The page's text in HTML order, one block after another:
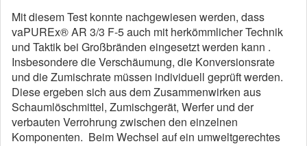
Mit diesem Test konnte nachgewiesen werden, dass
vaPUREx® AR 3/3 F-5 auch mit herkömmlicher Technik
und Taktik bei Großbränden eingesetzt werden kann .
Insbesondere die Verschäumung, die Konversionsrate
und die Zumischrate müssen individuell geprüft werden.
Diese ergeben sich aus dem Zusammenwirken aus
Schaumlöschmittel, Zumischgerät, Werfer und der
verbauten Verrohrung zwischen den einzelnen
Komponenten. Beim Wechsel auf ein umweltgerechtes